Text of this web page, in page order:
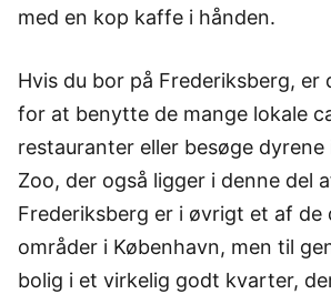
med en kop kaffe i hånden.
Hvis du bor på Frederiksberg, er
for at benytte de mange lokale
restauranter eller besøge dyrene
Zoo, der også ligger i denne del
Frederiksberg er i øvrigt et af de
områder i København, men til
bolig i et virkelig godt kvarter,